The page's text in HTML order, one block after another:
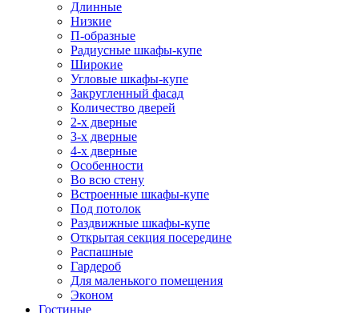
Длинные
Низкие
П-образные
Радиусные шкафы-купе
Широкие
Угловые шкафы-купе
Закругленный фасад
Количество дверей
2-х дверные
3-х дверные
4-х дверные
Особенности
Во всю стену
Встроенные шкафы-купе
Под потолок
Раздвижные шкафы-купе
Открытая секция посередине
Распашные
Гардероб
Для маленького помещения
Эконом
Гостиные